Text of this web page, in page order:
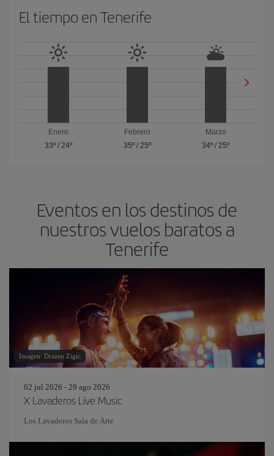
El tiempo en Tenerife
Enero
33º/ 24º
Febrero
35º/ 25º
Marzo
34º /25º
Eventos en los destinos de
nuestros vuelos baratos a
Tenerife
Imagen: Drazen Zigic
02 jul 2026 - 29 ago 2026
X Lavaderos Live Music
Los Lavaderos Sala de Arte